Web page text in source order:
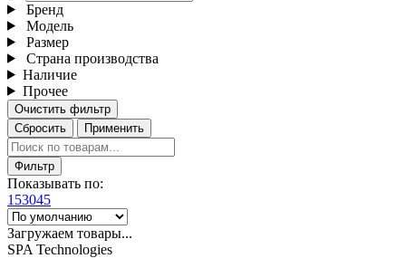
Бренд
Модель
Размер
Страна производства
Наличие
Прочее
Очистить фильтр
Сбросить
Применить
Фильтр
Показывать по:
153045
Загружаем товары...
SPA Technologies